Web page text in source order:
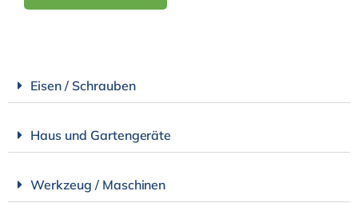
Eisen / Schrauben
Haus und Gartengeräte
Werkzeug / Maschinen